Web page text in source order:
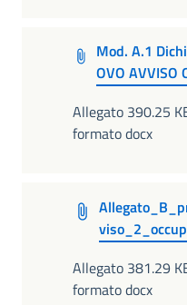
Mod. A.1
OVO AVVISO
Allegato 390.25
formato docx
Allegato 381.29
formato docx